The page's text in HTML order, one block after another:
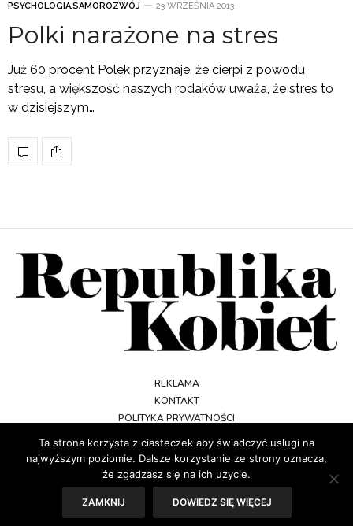
PSYCHOLOGIA,SAMOROZWÓJ 23 WRZEŚNIA 2013
Polki narażone na stres
Już 60 procent Polek przyznaje, że cierpi z powodu
stresu, a większość naszych rodaków uważa, że stres to
w dzisiejszym…
REKLAMA
KONTAKT
POLITYKA PRYWATNOŚCI
Ta strona korzysta z ciasteczek aby świadczyć usługi na
najwyższym poziomie. Dalsze korzystanie ze strony oznacza,
że zgadzasz się na ich użycie.
ZAMKNIJ DOWIEDZ SIĘ WIĘCEJ